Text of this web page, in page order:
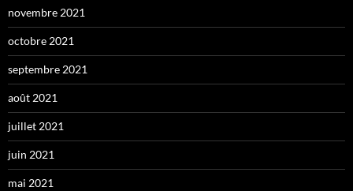
novembre 2021
octobre 2021
septembre 2021
août 2021
juillet 2021
juin 2021
mai 2021